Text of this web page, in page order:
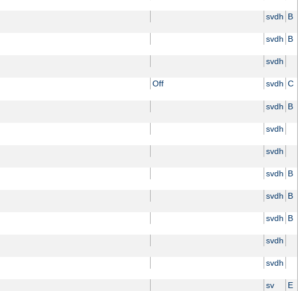
svdh B
svdh B
svdh
Off svdh C
svdh B
svdh
svdh
svdh B
svdh B
svdh B
svdh
svdh
sv E